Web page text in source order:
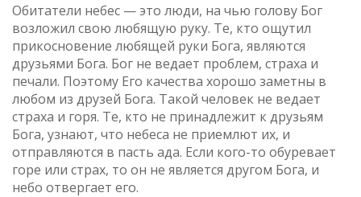
Обитатели небес — это люди, на чью голову Бог
возложил свою любящую руку. Те, кто ощутил
прикосновение любящей руки Бога, являются
друзьями Бога. Бог не ведает проблем, страха и
печали. Поэтому Его качества хорошо заметны в
любом из друзей Бога. Такой человек не ведает
страха и горя. Те, кто не принадлежит к друзьям
Бога, узнают, что небеса не приемлют их, и
отправляются в пасть ада. Если кого-то обуревает
горе или страх, то он не является другом Бога, и
небо отвергает его.